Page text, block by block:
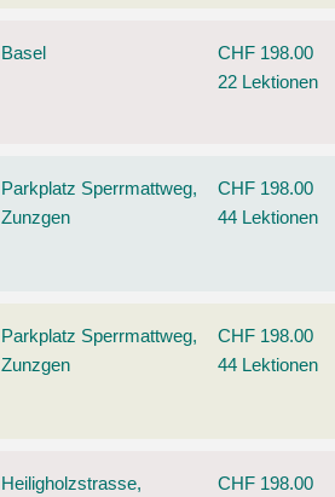
Basel
CHF 198.00
22 Lektionen
Parkplatz Sperrmattweg,
Zunzgen
CHF 198.00
44 Lektionen
Parkplatz Sperrmattweg,
Zunzgen
CHF 198.00
44 Lektionen
Heiligholzstrasse,
CHF 198.00